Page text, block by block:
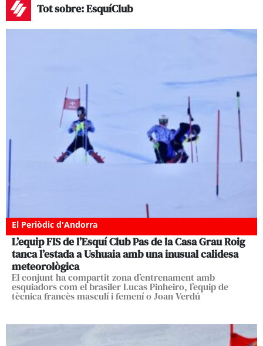
Tot sobre: EsquíClub
El Periòdic d'Andorra
L’equip FIS de l’Esquí Club Pas de la Casa Grau Roig
tanca l’estada a Ushuaia amb una inusual calidesa
meteorològica
El conjunt ha compartit zona d’entrenament amb
esquiadors com el brasiler Lucas Pinheiro, l’equip de
tècnica francès masculí i femení o Joan Verdú